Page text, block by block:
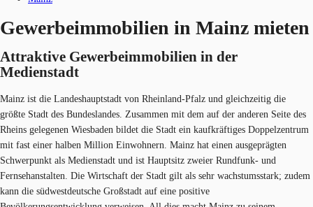
Gewerbeimmobilien in Mainz mieten
Attraktive Gewerbeimmobilien in der
Medienstadt
Mainz ist die Landeshauptstadt von Rheinland-Pfalz und gleichzeitig die
größte Stadt des Bundeslandes. Zusammen mit dem auf der anderen Seite des
Rheins gelegenen Wiesbaden bildet die Stadt ein kaufkräftiges Doppelzentrum
mit fast einer halben Million Einwohnern. Mainz hat einen ausgeprägten
Schwerpunkt als Medienstadt und ist Hauptsitz zweier Rundfunk- und
Fernsehanstalten. Die Wirtschaft der Stadt gilt als sehr wachstumsstark; zudem
kann die südwestdeutsche Großstadt auf eine positive